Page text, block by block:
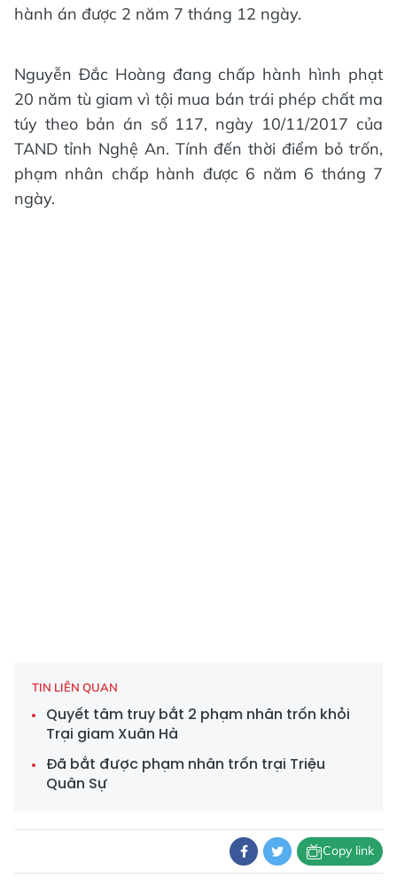
hành án được 2 năm 7 tháng 12 ngày.
Nguyễn Đắc Hoàng đang chấp hành hình phạt
20 năm tù giam vì tội mua bán trái phép chất ma
túy theo bản án số 117, ngày 10/11/2017 của
TAND tỉnh Nghệ An. Tính đến thời điểm bỏ trốn,
phạm nhân chấp hành được 6 năm 6 tháng 7
ngày.
TIN LIÊN QUAN
Quyết tâm truy bắt 2 phạm nhân trốn khỏi
Trại giam Xuân Hà
Đã bắt được phạm nhân trốn trại Triệu
Quân Sự
Copy link